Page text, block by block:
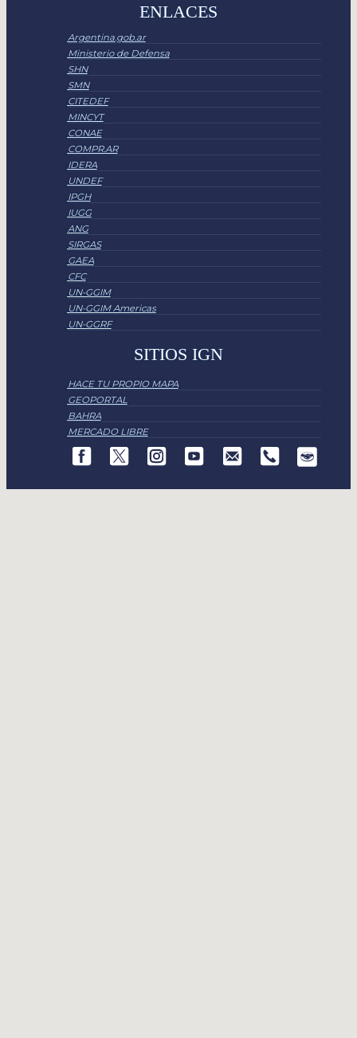
ENLACES
Argentina.gob.ar
Ministerio de Defensa
SHN
SMN
CITEDEF
MINCYT
CONAE
COMPR.AR
IDERA
UNDEF
IPGH
IUGG
ANG
SIRGAS
GAEA
CFC
UN-GGIM
UN-GGIM Americas
UN-GGRF
SITIOS IGN
HACE TU PROPIO MAPA
GEOPORTAL
BAHRA
MERCADO LIBRE